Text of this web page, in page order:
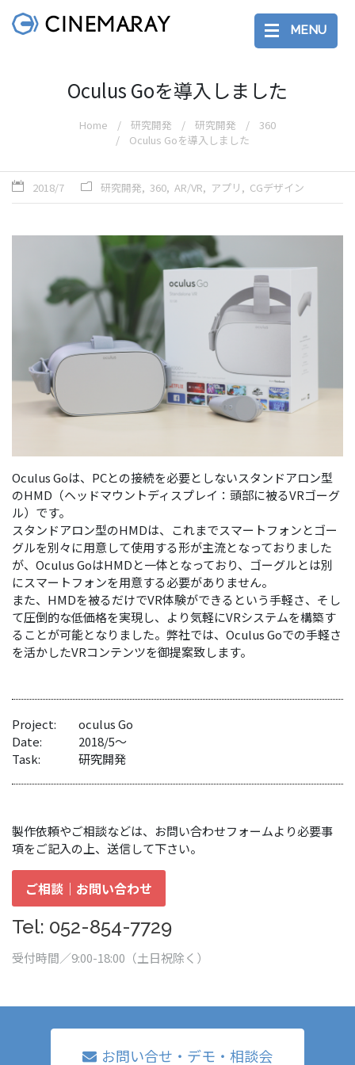
MENU
Oculus Goを導入しました
Home 研究開発 研究開発
360
Oculus Goを導入しました
2018/7 研究開発 360 AR/VR アプリ CGデザイン
Oculus Goは、PCとの接続を必要としないスタンドアロン型
のHMD（ヘッドマウントディスプレイ：頭部に被るVRゴーグ
ル）です。
スタンドアロン型のHMDは、これまでスマートフォンとゴー
グルを別々に用意して使用する形が主流となっておりました
が、Oculus GoはHMDと一体となっており、ゴーグルとは別
にスマートフォンを用意する必要がありません。
また、HMDを被るだけでVR体験ができるという手軽さ、そし
て圧倒的な低価格を実現し、より気軽にVRシステムを構築す
ることが可能となりました。弊社では、Oculus Goでの手軽さ
を活かしたVRコンテンツを御提案致します。
Project:
oculus Go
Date:
2018/5〜
Task:
研究開発
製作依頼やご相談などは、お問い合わせフォームより必要事
項をご記入の上、送信して下さい。
ご相談｜お問い合わせ
Tel: 052-854-7729
受付時間／9:00-18:00（土日祝除く）
お問い合せ・デモ・相談会